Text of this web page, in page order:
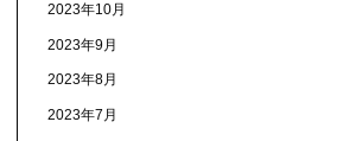
2023年10月
2023年9月
2023年8月
2023年7月